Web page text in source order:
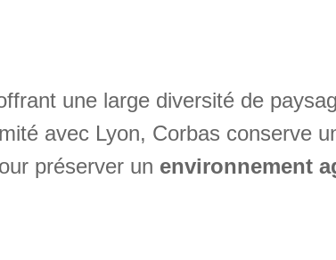
une large diversité de
avec Lyon, Corbas conserve
préserver un environnement